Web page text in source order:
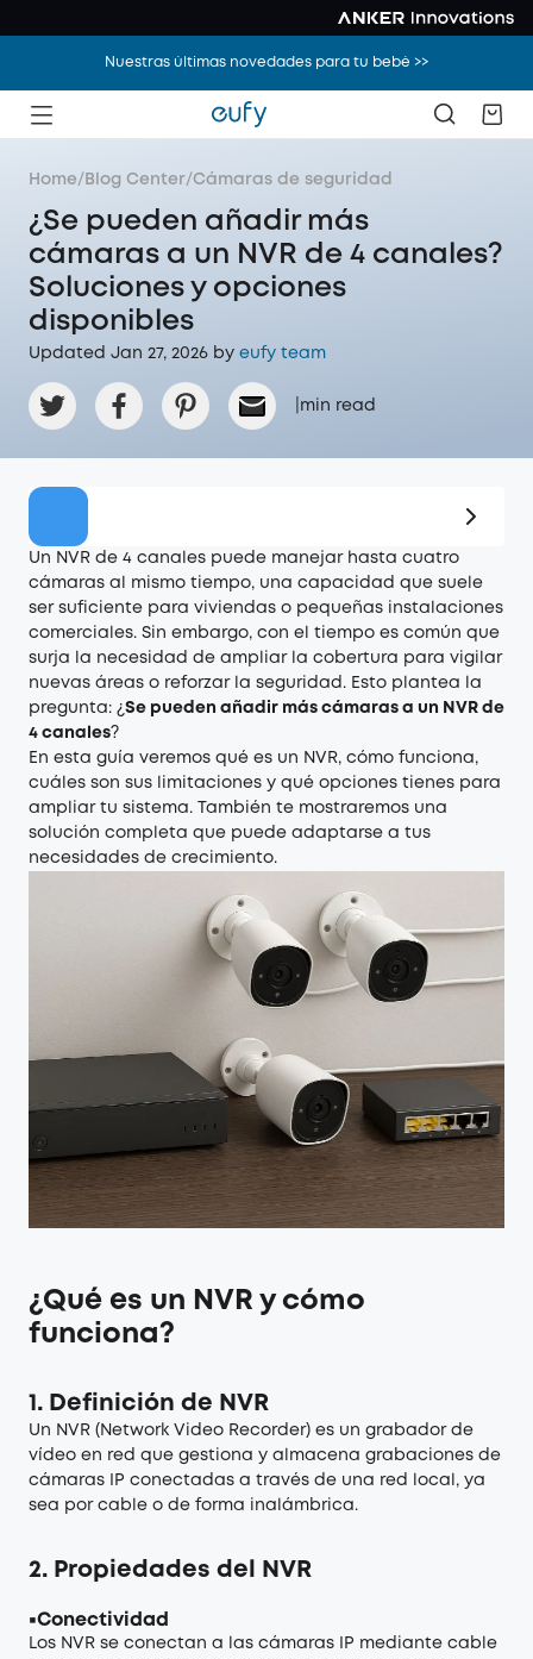
Nuestras últimas novedades para tu bebé >>
Home/ Blog Center/Cámaras de seguridad
¿Se pueden añadir más
cámaras a un NVR de 4 canales?
Soluciones y opciones
disponibles
Updated Jan 27, 2026 by eufy team
min read
Un NVR de 4 canales puede manejar hasta cuatro
cámaras al mismo tiempo, una capacidad que suele
ser suficiente para viviendas o pequeñas instalaciones
comerciales. Sin embargo, con el tiempo es común que
surja la necesidad de ampliar la cobertura para vigilar
nuevas áreas o reforzar la seguridad. Esto plantea la
pregunta: ¿Se pueden añadir más cámaras a un NVR de
4 canales?
En esta guía veremos qué es un NVR, cómo funciona,
cuáles son sus limitaciones y qué opciones tienes para
ampliar tu sistema. También te mostraremos una
solución completa que puede adaptarse a tus
necesidades de crecimiento.
¿Qué es un NVR y cómo
funciona?
1. Definición de NVR
Un NVR (Network Video Recorder) es un grabador de
vídeo en red que gestiona y almacena grabaciones de
cámaras IP conectadas a través de una red local, ya
sea por cable o de forma inalámbrica.
2. Propiedades del NVR
▪Conectividad
Los NVR se conectan a las cámaras IP mediante cable